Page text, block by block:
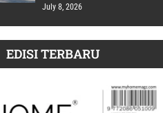
July 8, 2026
EDISI TERBARU